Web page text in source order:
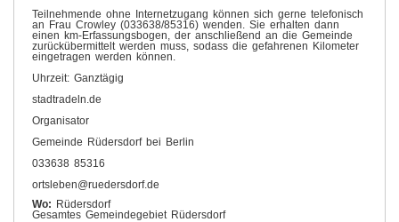
Teilnehmende ohne Internetzugang können sich gerne telefonisch
an Frau Crowley (033638/85316) wenden. Sie erhalten dann
einen km-Erfassungsbogen, der anschließend an die Gemeinde
zurückübermittelt werden muss, sodass die gefahrenen Kilometer
eingetragen werden können.
Uhrzeit: Ganztägig
stadtradeln.de
Organisator
Gemeinde Rüdersdorf bei Berlin
033638 85316
ortsleben@ruedersdorf.de
Wo: Rüdersdorf
Gesamtes Gemeindegebiet Rüdersdorf